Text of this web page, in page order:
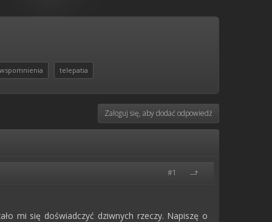
wspomnienia telepatia
Zaloguj się, aby dodać odpowiedź
#1
mi się doświadczyć dziwnych rzeczy. Napiszę o